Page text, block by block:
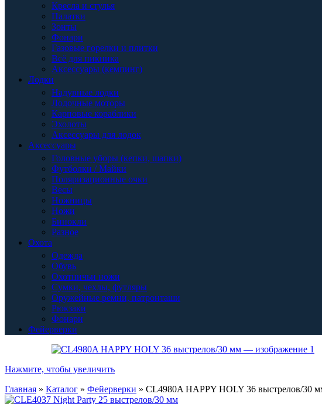
Кресла и стулья
Палатки
Зонты
Фонари
Газовые горелки и плитки
Всё для пикника
Аксессуары (кемпинг)
Лодки
Надувные лодки
Лодочные моторы
Карповые кораблики
Эхолоты
Аксессуары для лодок
Аксессуары
Головные уборы (кепки, шапки)
Футболки / Майки
Поляризационные очки
Весы
Ножницы
Ножи
Бинокли
Разное
Охота
Одежда
Обувь
Охотничьи ножи
Сумки, чехлы, футляры
Оружейные ремни, патронташи
Рюкзаки
Фонари
Фейерверки
Нажмите, чтобы увеличить
Главная » Каталог » Фейерверки » CL4980A HAPPY HOLY 36 выстрелов/30